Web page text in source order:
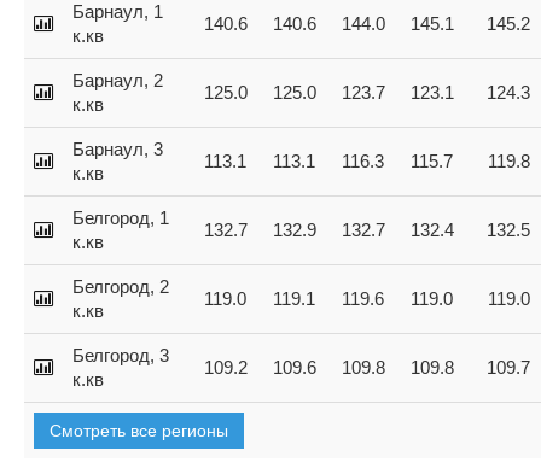
Барнаул, 1
к.кв
140.6 140.6 144.0 145.1 145.2
Барнаул, 2
к.кв
125.0 125.0 123.7 123.1 124.3
Барнаул, 3
к.кв
113.1 113.1 116.3 115.7 119.8
Белгород, 1
к.кв
132.7 132.9 132.7 132.4 132.5
Белгород, 2
к.кв
119.0 119.1 119.6 119.0 119.0
Белгород, 3
к.кв
109.2 109.6 109.8 109.8 109.7
Смотреть все регионы